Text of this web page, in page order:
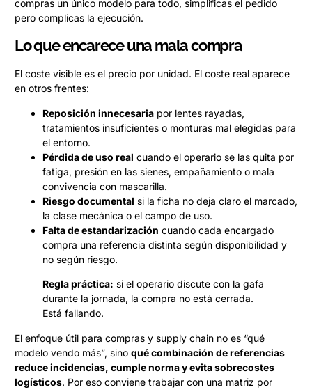
compras un único modelo para todo, simplificas el pedido
pero complicas la ejecución.
Lo que encarece una mala compra
El coste visible es el precio por unidad. El coste real aparece
en otros frentes:
Reposición innecesaria por lentes rayadas,
tratamientos insuficientes o monturas mal elegidas para
el entorno.
Pérdida de uso real cuando el operario se las quita por
fatiga, presión en las sienes, empañamiento o mala
convivencia con mascarilla.
Riesgo documental si la ficha no deja claro el marcado,
la clase mecánica o el campo de uso.
Falta de estandarización cuando cada encargado
compra una referencia distinta según disponibilidad y
no según riesgo.
Regla práctica: si el operario discute con la gafa
durante la jornada, la compra no está cerrada.
Está fallando.
El enfoque útil para compras y supply chain no es “qué
modelo vendo más”, sino qué combinación de referencias
reduce incidencias, cumple norma y evita sobrecostes
logísticos. Por eso conviene trabajar con una matriz por